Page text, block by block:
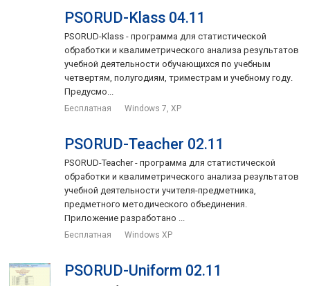
PSORUD-Klass 04.11
PSORUD-Klass - программа для статистической
обработки и квалиметрического анализа результатов
учебной деятельности обучающихся по учебным
четвертям, полугодиям, триместрам и учебному году.
Предусмо...
Бесплатная Windows 7, XP
PSORUD-Teacher 02.11
PSORUD-Teacher - программа для статистической
обработки и квалиметрического анализа результатов
учебной деятельности учителя-предметника,
предметного методического объединения.
Приложение разработано ...
Бесплатная Windows XP
PSORUD-Uniform 02.11